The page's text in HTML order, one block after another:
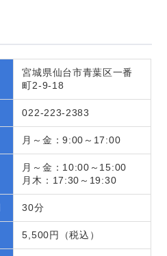
宮城県仙台市青葉区一番
町2-9-18
022-223-2383
月～金：9:00～17:00
月～金：10:00～15:00
月木：17:30～19:30
30分
5,500円（税込）